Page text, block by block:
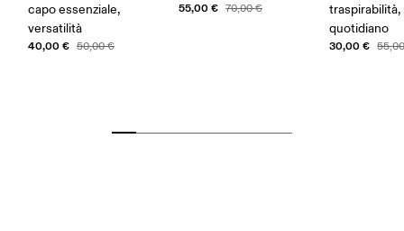
capo essenziale,
versatilità
40,00 € 50,00 €
55,00 € 70,00 €
traspirabilità,
quotidiano
30,00 €